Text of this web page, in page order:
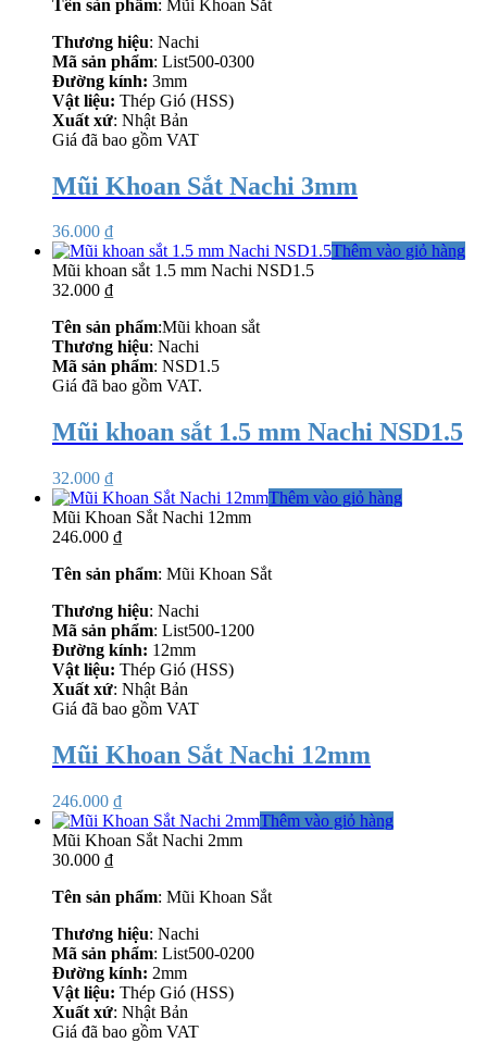
Tên sản phẩm: Mũi Khoan Sắt
Thương hiệu: Nachi
Mã sản phẩm: List500-0300
Đường kính: 3mm
Vật liệu: Thép Gió (HSS)
Xuất xứ: Nhật Bản
Giá đã bao gồm VAT
Mũi Khoan Sắt Nachi 3mm
36.000 ₫
Thêm vào giỏ hàng
Mũi khoan sắt 1.5 mm Nachi NSD1.5
32.000 ₫
Tên sản phẩm:Mũi khoan sắt
Thương hiệu: Nachi
Mã sản phẩm: NSD1.5
Giá đã bao gồm VAT.
Mũi khoan sắt 1.5 mm Nachi NSD1.5
32.000 ₫
Thêm vào giỏ hàng
Mũi Khoan Sắt Nachi 12mm
246.000 ₫
Tên sản phẩm: Mũi Khoan Sắt
Thương hiệu: Nachi
Mã sản phẩm: List500-1200
Đường kính: 12mm
Vật liệu: Thép Gió (HSS)
Xuất xứ: Nhật Bản
Giá đã bao gồm VAT
Mũi Khoan Sắt Nachi 12mm
246.000 ₫
Thêm vào giỏ hàng
Mũi Khoan Sắt Nachi 2mm
30.000 ₫
Tên sản phẩm: Mũi Khoan Sắt
Thương hiệu: Nachi
Mã sản phẩm: List500-0200
Đường kính: 2mm
Vật liệu: Thép Gió (HSS)
Xuất xứ: Nhật Bản
Giá đã bao gồm VAT